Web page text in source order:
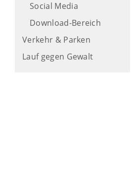
Social Media
Download-Bereich
Verkehr & Parken
Lauf gegen Gewalt